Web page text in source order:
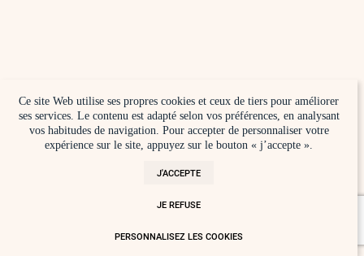
Ce site Web utilise ses propres cookies et ceux de tiers pour améliorer
ses services. Le contenu est adapté selon vos préférences, en analysant
vos habitudes de navigation. Pour accepter de personnaliser votre
expérience sur le site, appuyez sur le bouton « j’accepte ».
JE REFUSE
PERSONNALISEZ LES COOKIES
J'ACCEPTE